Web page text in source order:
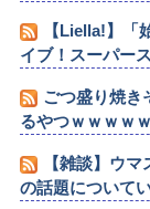
【Liella!】「
イブ！スーパー
ごつ盛り焼き
るやつｗｗｗｗ
【雑談】ウ
の話題について